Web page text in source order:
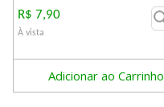
R$ 7,90
À vista
Adicionar ao Carrinho